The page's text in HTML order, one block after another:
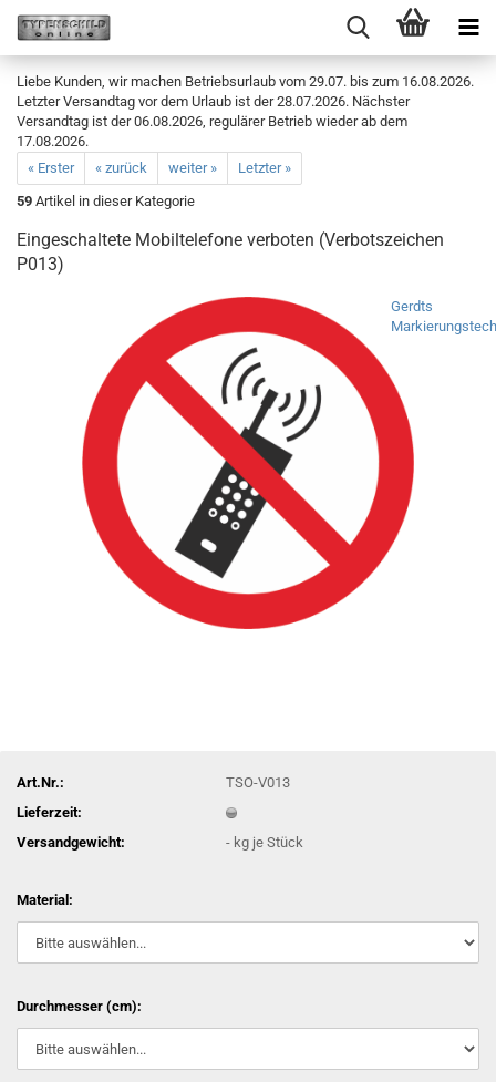
Liebe Kunden, wir machen Betriebsurlaub vom 29.07. bis zum 16.08.2026.
Letzter Versandtag vor dem Urlaub ist der 28.07.2026. Nächster
Versandtag ist der 06.08.2026, regulärer Betrieb wieder ab dem
17.08.2026.
« Erster
« zurück weiter »
Letzter »
59 Artikel in dieser Kategorie
Eingeschaltete Mobiltelefone verboten (Verbotszeichen
P013)
Gerdts
Art.Nr.:
TSO-V013
Lieferzeit:
Versandgewicht:
- kg je Stück
Material:
Durchmesser (cm):